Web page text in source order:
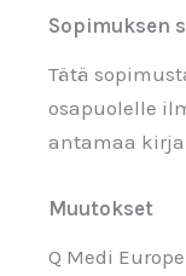
Sopimuksen
Tätä
osapuolelle
antamaa
Muutokset
Q Medi